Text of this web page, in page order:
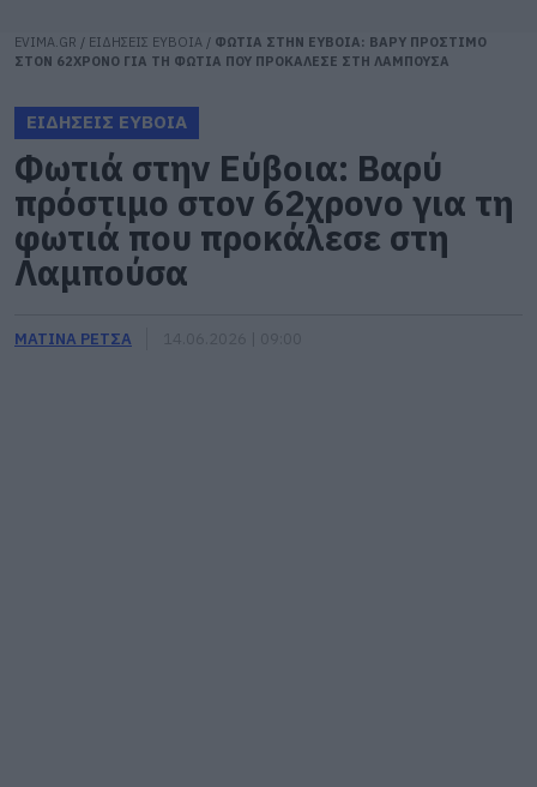
EVIMA.GR / ΕΙΔΗΣΕΙΣ ΕΥΒΟΙΑ / ΦΩΤΙΑ ΣΤΗΝ ΕΥΒΟΙΑ: ΒΑΡΥ ΠΡΟΣΤΙΜΟ
ΣΤΟΝ 62ΧΡΟΝΟ ΓΙΑ ΤΗ ΦΩΤΙΑ ΠΟΥ ΠΡΟΚΑΛΕΣΕ ΣΤΗ ΛΑΜΠΟΥΣΑ
ΕΙΔΗΣΕΙΣ ΕΥΒΟΙΑ
Φωτιά στην Εύβοια: Βαρύ
πρόστιμο στον 62χρονο για τη
φωτιά που προκάλεσε στη
Λαμπούσα
ΜΑΤΙΝΑ ΡΕΤΣΑ